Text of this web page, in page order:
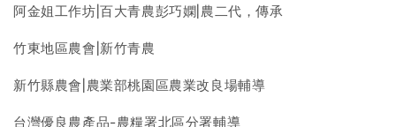
阿金姐工作坊|百大青農彭巧嫻|農二代，傳承
竹東地區農會|新竹青農
新竹縣農會|農業部桃園區農業改良場輔導
台灣優良農產品-農糧署北區分署輔導